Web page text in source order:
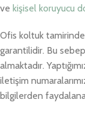
ve kişisel koruyucu
Ofis koltuk tamirinde
garantilidir. Bu
almaktadır.
iletişim
bilgilerden